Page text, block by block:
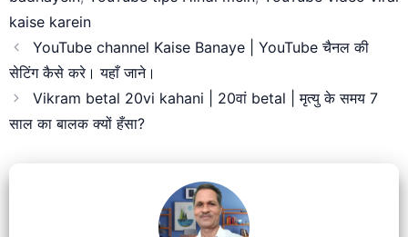
kaise karein
YouTube channel Kaise Banaye | YouTube चैनल की
सेटिंग कैसे करे। यहाँ जाने।
Vikram betal 20vi kahani | 20वां betal | मृत्यु के समय 7
साल का बालक क्यों हँसा?